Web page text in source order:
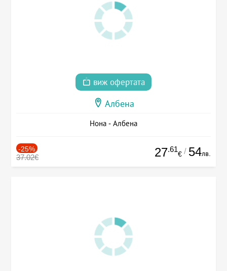
виж офертата
Албена
Нона - Албена
-25%
37.02€ 27.61
€ / 54лв.